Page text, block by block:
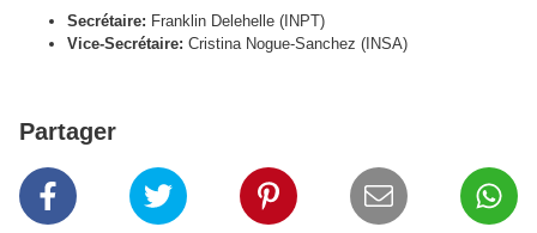
Secrétaire: Franklin Delehelle (INPT)
Vice-Secrétaire: Cristina Nogue-Sanchez (INSA)
Partager